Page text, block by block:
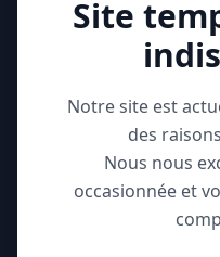
Site
Notre site est
des
Nous nous
occasionnée et